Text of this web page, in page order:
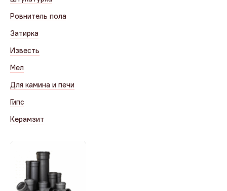
Ровнитель пола
Затирка
Известь
Мел
Для камина и печи
Гипс
Керамзит